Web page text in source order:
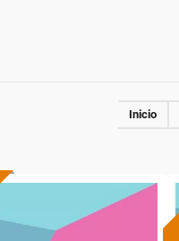
Inicio